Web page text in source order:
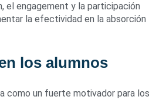
el engagement y la participación
la efectividad en la absorción
los alumnos
como un fuerte motivador para los